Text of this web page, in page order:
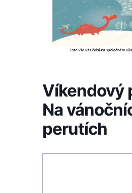
Víkendový
Na
perutích